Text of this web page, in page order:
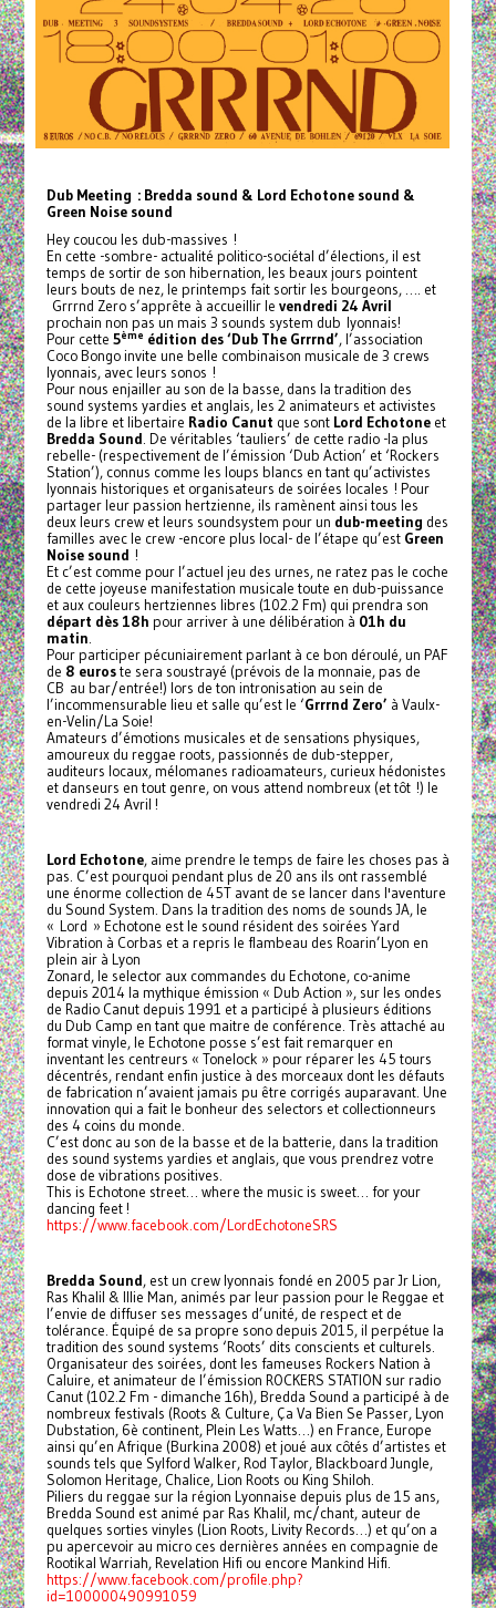
Dub Meeting : Bredda sound & Lord Echotone sound &
Green Noise sound
Hey coucou les dub-massives !
En cette -sombre- actualité politico-sociétal d’élections, il est
temps de sortir de son hibernation, les beaux jours pointent
leurs bouts de nez, le printemps fait sortir les bourgeons, …. et
Grrrnd Zero s’apprête à accueillir le vendredi 24 Avril
prochain non pas un mais 3 sounds system dub lyonnais!
Pour cette 5ème édition des ‘Dub The Grrrnd’, l’association
Coco Bongo invite une belle combinaison musicale de 3 crews
lyonnais, avec leurs sonos !
Pour nous enjailler au son de la basse, dans la tradition des
sound systems yardies et anglais, les 2 animateurs et activistes
de la libre et libertaire Radio Canut que sont Lord Echotone et
Bredda Sound. De véritables ‘tauliers’ de cette radio -la plus
rebelle- (respectivement de l’émission ‘Dub Action’ et ‘Rockers
Station’), connus comme les loups blancs en tant qu’activistes
lyonnais historiques et organisateurs de soirées locales ! Pour
partager leur passion hertzienne, ils ramènent ainsi tous les
deux leurs crew et leurs soundsystem pour un dub-meeting des
familles avec le crew -encore plus local- de l’étape qu’est Green
Noise sound !
Et c’est comme pour l’actuel jeu des urnes, ne ratez pas le coche
de cette joyeuse manifestation musicale toute en dub-puissance
et aux couleurs hertziennes libres (102.2 Fm) qui prendra son
départ dès 18h pour arriver à une délibération à 01h du
matin.
Pour participer pécuniairement parlant à ce bon déroulé, un PAF
de 8 euroste sera soustrayé (prévois de la monnaie, pas de
CB au bar/entrée!) lors de ton intronisation au sein de
l’incommensurable lieu et salle qu’est le ‘Grrrnd Zero’ à Vaulx-
en-Velin/La Soie!
Amateurs d’émotions musicales et de sensations physiques,
amoureux du reggae roots, passionnés de dub-stepper,
auditeurs locaux, mélomanes radioamateurs, curieux hédonistes
et danseurs en tout genre, on vous attend nombreux (et tôt !) le
vendredi 24 Avril !
Lord Echotone, aime prendre le temps de faire les choses pas à
pas. C’est pourquoi pendant plus de 20 ans ils ont rassemblé
une énorme collection de 45T avant de se lancer dans l'aventure
du Sound System. Dans la tradition des noms de sounds JA, le
« Lord » Echotone est le sound résident des soirées Yard
Vibration à Corbas et a repris le flambeau des Roarin’Lyon en
plein air à Lyon
Zonard, le selector aux commandes du Echotone, co-anime
depuis 2014 la mythique émission « Dub Action », sur les ondes
de Radio Canut depuis 1991 et a participé à plusieurs éditions
du Dub Camp en tant que maitre de conférence. Très attaché au
format vinyle, le Echotone posse s’est fait remarquer en
inventant les centreurs « Tonelock » pour réparer les 45 tours
décentrés, rendant enfin justice à des morceaux dont les défauts
de fabrication n’avaient jamais pu être corrigés auparavant. Une
innovation qui a fait le bonheur des selectors et collectionneurs
des 4 coins du monde.
C’est donc au son de la basse et de la batterie, dans la tradition
des sound systems yardies et anglais, que vous prendrez votre
dose de vibrations positives.
This is Echotone street… where the music is sweet… for your
dancing feet !
https://www.facebook.com/LordEchotoneSRS
Bredda Sound, est un crew lyonnais fondé en 2005 par Jr Lion,
Ras Khalil & Illie Man, animés par leur passion pour le Reggae et
l’envie de diffuser ses messages d’unité, de respect et de
tolérance. Équipé de sa propre sono depuis 2015, il perpétue la
tradition des sound systems ‘Roots’ dits conscients et culturels.
Organisateur des soirées, dont les fameuses Rockers Nation à
Caluire, et animateur de l’émission ROCKERS STATION sur radio
Canut (102.2 Fm - dimanche 16h), Bredda Sound a participé à de
nombreux festivals (Roots & Culture, Ça Va Bien Se Passer, Lyon
Dubstation, 6è continent, Plein Les Watts…) en France, Europe
ainsi qu’en Afrique (Burkina 2008) et joué aux côtés d’artistes et
sounds tels que Sylford Walker, Rod Taylor, Blackboard Jungle,
Solomon Heritage, Chalice, Lion Roots ou King Shiloh.
Piliers du reggae sur la région Lyonnaise depuis plus de 15 ans,
Bredda Sound est animé par Ras Khalil, mc/chant, auteur de
quelques sorties vinyles (Lion Roots, Livity Records…) et qu’on a
pu apercevoir au micro ces dernières années en compagnie de
Rootikal Warriah, Revelation Hifi ou encore Mankind Hifi.
https://www.facebook.com/profile.php?
id=100000490991059